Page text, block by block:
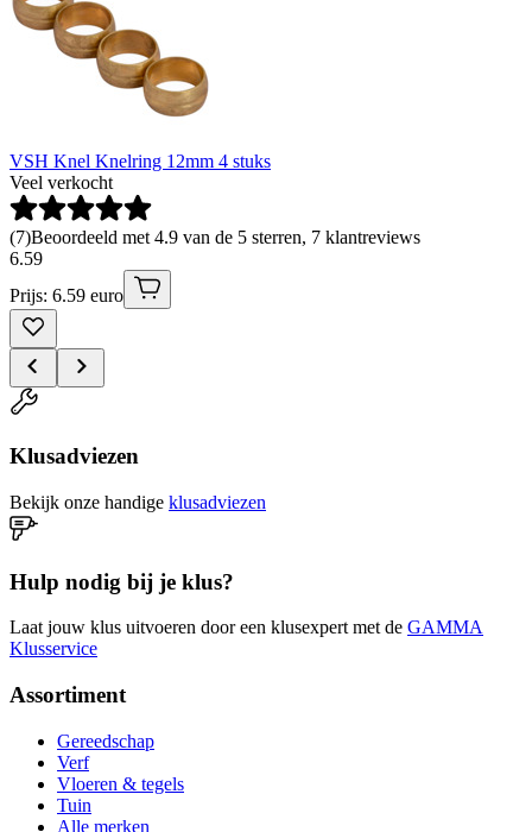
VSH Knel Knelring 12mm 4 stuks
Veel verkocht
(7)Beoordeeld met 4.9 van de 5 sterren, 7 klantreviews
6.59
Prijs: 6.59 euro
Klusadviezen
Bekijk onze handige klusadviezen
Hulp nodig bij je klus?
Laat jouw klus uitvoeren door een klusexpert met de GAMMA
Klusservice
Assortiment
Gereedschap
Verf
Vloeren & tegels
Tuin
Alle merken